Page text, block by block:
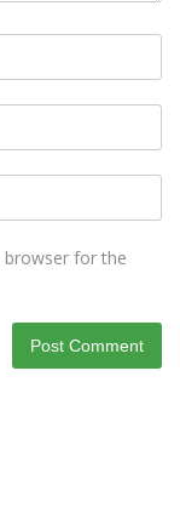
browser for the